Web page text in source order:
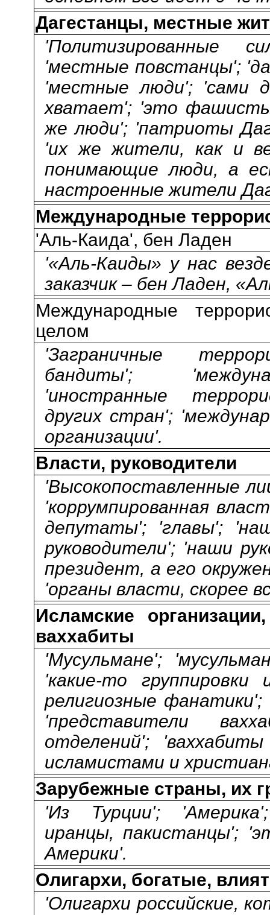
Дагестанцы, местные
'Политизированные
'местные повстанцы';
'местные люди'; 'сами
хватает'; 'это
же люди'; 'патриоты
'их же жители, как и
понимающие люди, а
настроенные жители
Международные
'Аль-Каида', бен Ладен
'«Аль-Каиды» у нас
заказчик – бен Ладен,
Международные
целом
'Заграничные
бандиты';
'иностранные
других стран';
организации'.
Власти, руководители
'Высокопоставленные
'коррумпированная
депутаты'; 'главы';
руководители'; 'наши
президент, а его
'органы власти, скорее
Исламские
ваххабиты
'Мусульмане';
'какие-то группировки
религиозные
'представители
отделений';
исламистами и
Зарубежные страны, их
'Из Турции';
иранцы, пакистанцы';
Америки'.
Олигархи, богатые,
'Олигархи российские,